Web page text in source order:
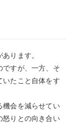
ります。
ですが、一方、そ
いたこと自体をす
機会を減らせてい
怒りとの向き合い